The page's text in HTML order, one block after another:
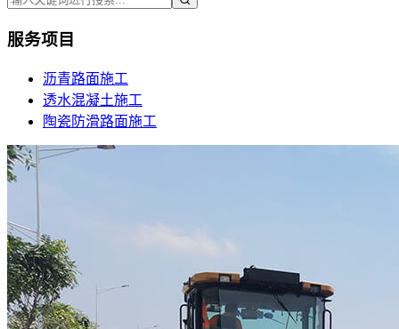
服务项目
沥青路面施工
透水混凝土施工
陶瓷防滑路面施工